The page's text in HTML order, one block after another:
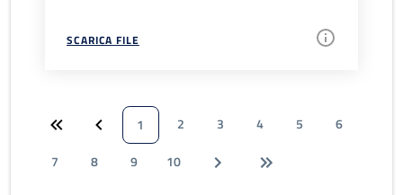
SCARICA FILE
1 2 3 4 5
6
7
8 9 10